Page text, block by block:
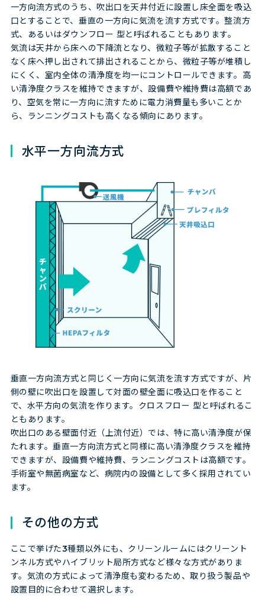
一方向流方式のうち、吹出口を天井付近に設置し床全面を吸込
口とすることで、垂直の一方向に気流を流す方式です。整流方
式、あるいはダウンフロー 型と呼ばれることもあります。
気流は天井から床への下降流となり、微粒子等が拡散すること
なく床へ押し出されて排出されることから、微粒子等が堆積し
にくく、室内全体の清浄度を均一にコントロールできます。高
い清浄度クラスを維持できますが、設備費や維持費は高額であ
り、空気を常に一方向に流すために電力消費量も多いことか
ら、ランニングコストも高くなる傾向にあります。
水平一方向流方式
垂直一方向流方式と同じく一方向に気流を流す方式ですが、片
側の壁に吹出口を設置して対面の壁全面に吸込口を作ること
で、水平方向の気流を作ります。クロスフロー 型と呼ばれるこ
ともあります。
吹出口のある壁面付近（上流付近）では、特に高い清浄度が保
たれます。垂直一方向流方式と同様に高い清浄度クラスを維持
できますが、設備費や維持費、ランニングコストは高額です。
手術室や無菌病室など、病院内の設備として多く採用されてい
ます。
その他の方式
ここで挙げた3種類以外にも、クリーンルームにはクリーント
ンネル方式やハイブリット局所方式など様々な方式がありま
す。気流の方式によって清浄度も変わるため、取り扱う製品や
設置目的に合わせて選択します。